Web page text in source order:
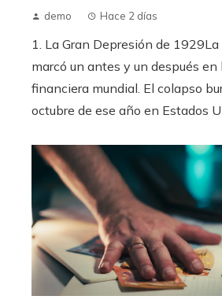
demo Hace 2 días
1. La Gran Depresión de
marcó un antes y un después
financiera mundial. El colapso
octubre de ese año en Estados